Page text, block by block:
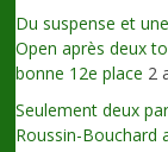
Du suspense et
Open après deux
bonne 12e place 2
Seulement deux
Roussin-Bouchard